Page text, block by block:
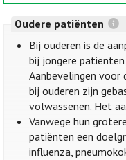
Oudere patiënten
Bij ouderen is de
bij jongere
Aanbevelingen voor
bij ouderen zijn
volwassenen. Het
Vanwege hun
patiënten een
influenza,